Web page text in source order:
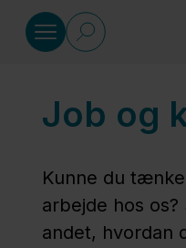
Job og
Job og
karriere
Job og
Kunne du
arbejde hos os?
andet, hvordan